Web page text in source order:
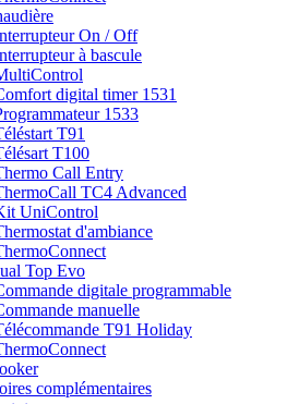
On / Off
à bascule
digital timer 1531
1533
T91
T100
Call Entry
TC4 Advanced
UniControl
d'ambiance
Top Evo
digitale programmable
manuelle
T91 Holiday
complémentaires